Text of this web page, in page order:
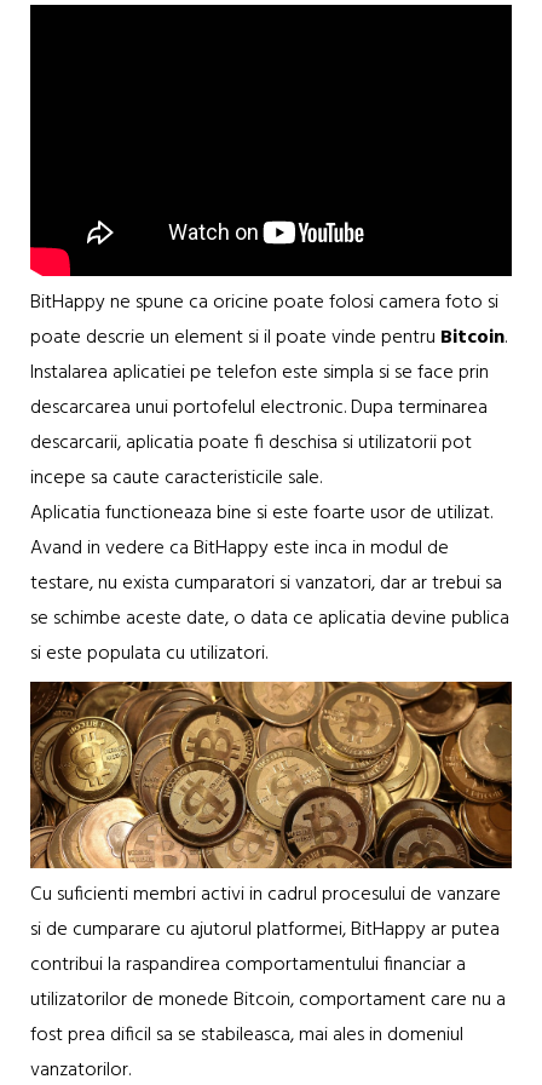
BitHappy ne spune ca oricine poate folosi camera foto si
poate descrie un element si il poate vinde pentru Bitcoin.
Instalarea aplicatiei pe telefon este simpla si se face prin
descarcarea unui portofelul electronic. Dupa terminarea
descarcarii, aplicatia poate fi deschisa si utilizatorii pot
incepe sa caute caracteristicile sale.
Aplicatia functioneaza bine si este foarte usor de utilizat.
Avand in vedere ca BitHappy este inca in modul de
testare, nu exista cumparatori si vanzatori, dar ar trebui sa
se schimbe aceste date, o data ce aplicatia devine publica
si este populata cu utilizatori.
Cu suficienti membri activi in cadrul procesului de vanzare
si de cumparare cu ajutorul platformei, BitHappy ar putea
contribui la raspandirea comportamentului financiar a
utilizatorilor de monede Bitcoin, comportament care nu a
fost prea dificil sa se stabileasca, mai ales in domeniul
vanzatorilor.